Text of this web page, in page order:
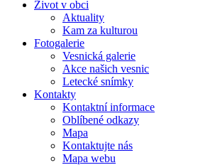
Život v obci
Aktuality
Kam za kulturou
Fotogalerie
Vesnická galerie
Akce našich vesnic
Letecké snímky
Kontakty
Kontaktní informace
Oblíbené odkazy
Mapa
Kontaktujte nás
Mapa webu